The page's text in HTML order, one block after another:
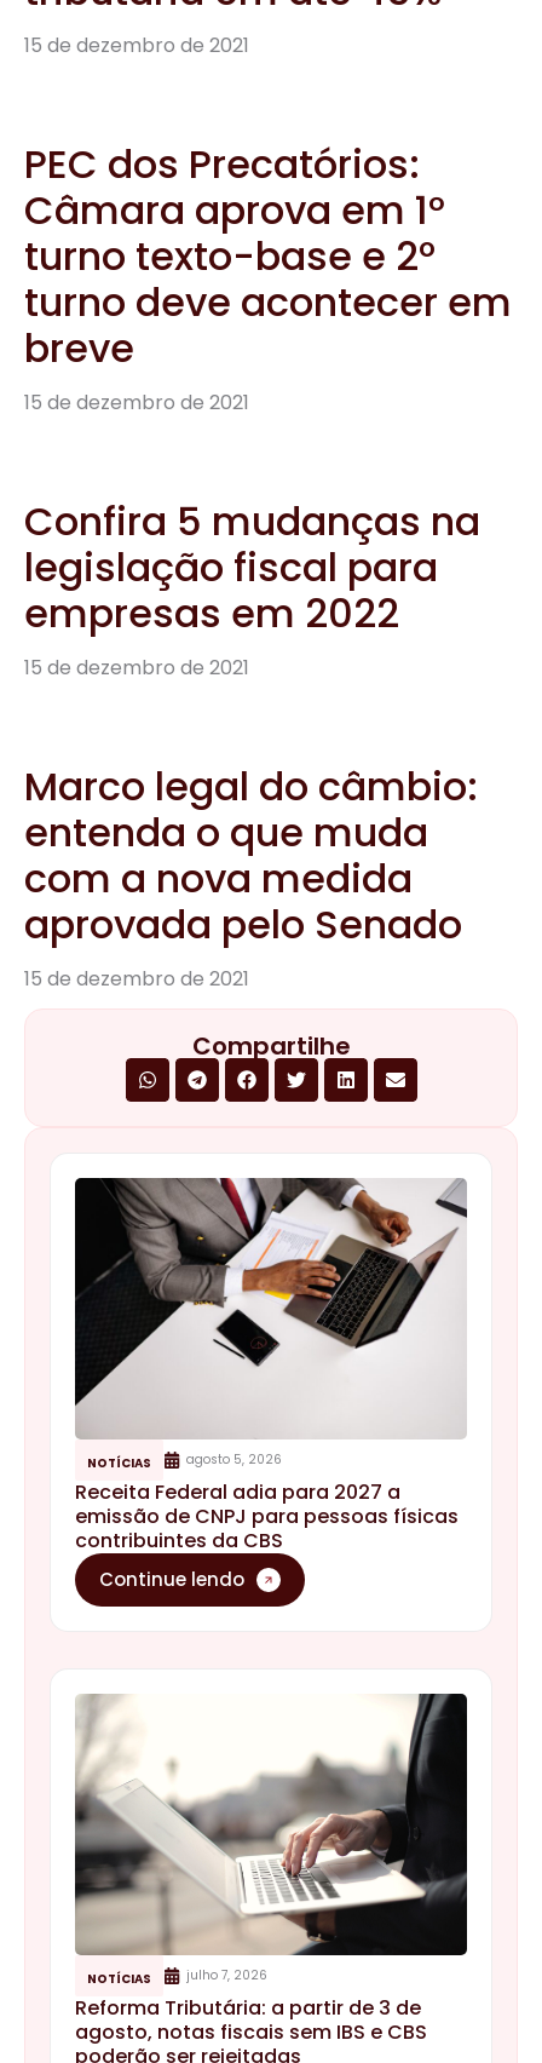
NOTÍCIAS agosto 5, 2026
Receita Federal adia para 2027 a
emissão de CNPJ para pessoas físicas
contribuintes da CBS
Continue lendo
NOTÍCIAS julho 7, 2026
Reforma Tributária: a partir de 3 de
agosto, notas fiscais sem IBS e CBS
poderão ser rejeitadas
15 de dezembro de 2021
PEC dos Precatórios:
Câmara aprova em 1°
turno texto-base e 2º
turno deve acontecer em
breve
15 de dezembro de 2021
Confira 5 mudanças na
legislação fiscal para
empresas em 2022
15 de dezembro de 2021
Marco legal do câmbio:
entenda o que muda
com a nova medida
aprovada pelo Senado
15 de dezembro de 2021
Compartilhe